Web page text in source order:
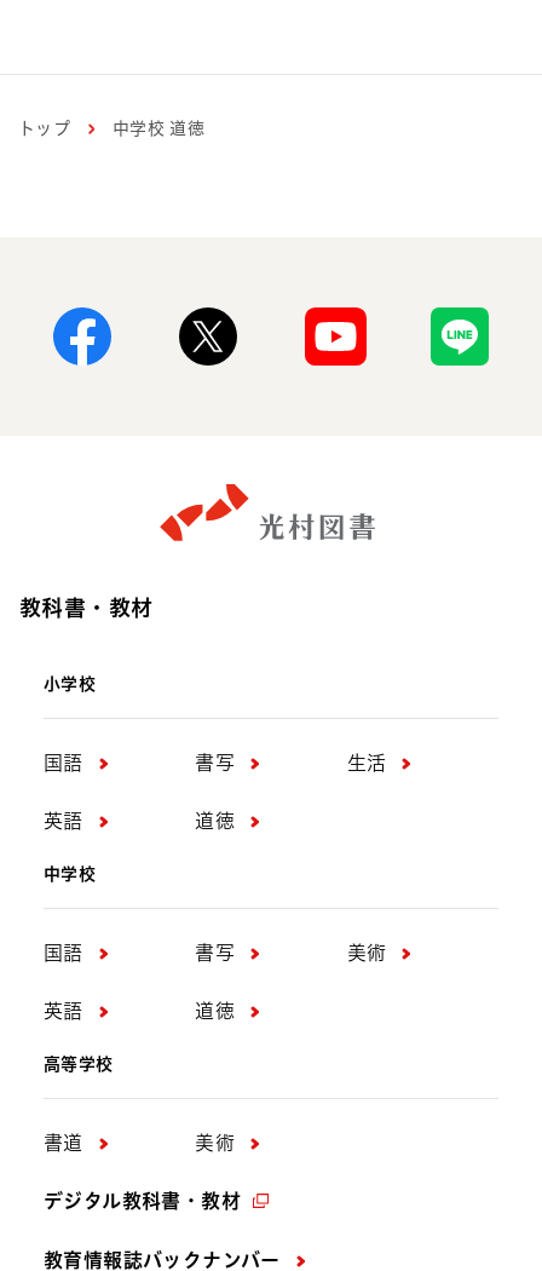
ップしました
連載「道徳科授業レポート」第10回をア
ップしました
トップ 中学校 道徳
教科書・教材
小学校
国語 書写 生活
英語 道徳
中学校
国語 書写 美術
英語 道徳
高等学校
書道 美術
デジタル教科書・教材
教育情報誌バックナンバー